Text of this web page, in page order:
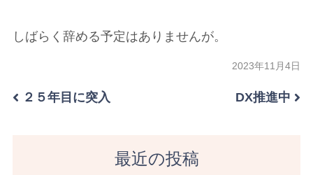
しばらく辞める予定はありませんが。
2023年11月4日
２５年目に突入 DX推進中
最近の投稿